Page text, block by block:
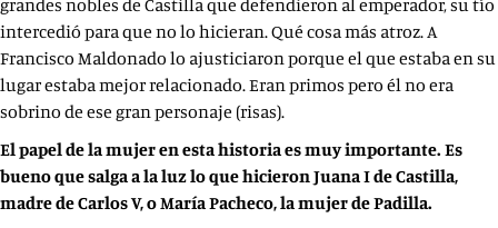
grandes nobles de Castilla que defendieron al emperador, su tío
intercedió para que no lo hicieran. Qué cosa más atroz. A
Francisco Maldonado lo ajusticiaron porque el que estaba en su
lugar estaba mejor relacionado. Eran primos pero él no era
sobrino de ese gran personaje (risas).
El papel de la mujer en esta historia es muy importante. Es
bueno que salga a la luz lo que hicieron Juana I de Castilla,
madre de Carlos V, o María Pacheco, la mujer de Padilla.